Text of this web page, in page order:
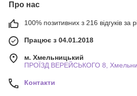
Про нас
100% позитивних з 216 відгуків за
Працює з 04.01.2018
м. Хмельницький
ПРОЇЗД ВЕРЕЙСЬКОГО 8,
Контакти